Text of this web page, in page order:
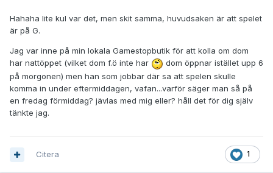
Hahaha lite kul var det, men skit samma, huvudsaken är att spelet
är på G.
Jag var inne på min lokala Gamestopbutik för att kolla om dom
har nattöppet (vilket dom f.ö inte har
dom öppnar istället upp 6
på morgonen) men han som jobbar där sa att spelen skulle
komma in under eftermiddagen, vafan...varför säger man så på
en fredag förmiddag? jävlas med mig eller? håll det för dig själv
tänkte jag.
1
Citera